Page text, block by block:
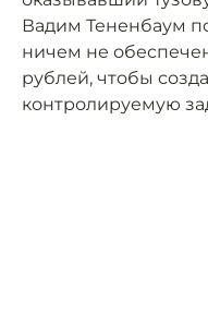
Вадим Тененбаум
ничем не
рублей, чтобы
контролируемую